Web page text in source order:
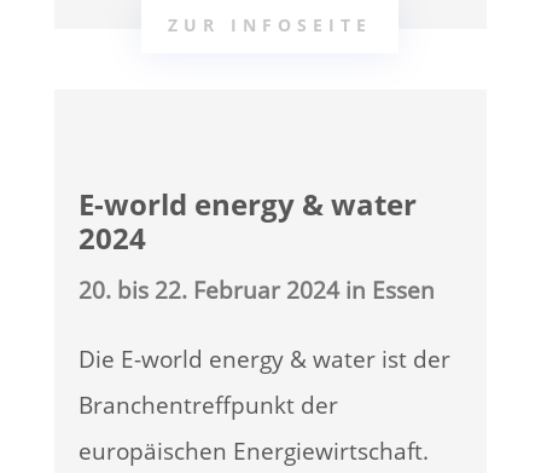
ZUR INFOSEITE
E-world energy & water
2024
20. bis 22. Februar 2024 in Essen
Die E-world energy & water ist der
Branchentreffpunkt der
europäischen Energiewirtschaft.